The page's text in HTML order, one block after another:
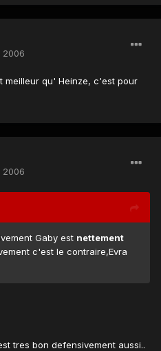
2006
meilleur qu' Heinze, c'est pour
2006
Gaby est nettement
c'est le contraire,Evra
tres bon defensivement aussi..